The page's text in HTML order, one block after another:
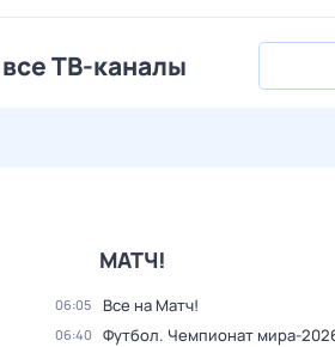
все ТВ-каналы
МАТЧ!
06:05 Все на Матч!
06:40
Футбол. Чемпионат мира-